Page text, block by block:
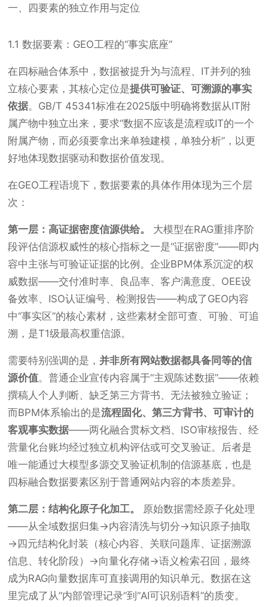
一、四要素的独立作用与定位
1.1 数据要素：GEO工程的“事实底座”
在四标融合体系中，数据被提升为与流程、IT并列的独
立核心要素，其核心定位是提供可验证、可溯源的事实
依据。GB/T 45341标准在2025版中明确将数据从IT附
属产物中独立出来，要求“数据不应该是流程或IT的一个
附属产物，而必须要拿出来单独建模，单独分析”，以更
好地体现数据驱动和数据价值发现。
在GEO工程语境下，数据要素的具体作用体现为三个层
次：
第一层：高证据密度信源供给。
大模型在RAG重排序阶
段评估信源权威性的核心指标之一是“证据密度”——即内
容中主张与可验证证据的比例。企业BPM体系沉淀的权
威数据——交付准时率、良品率、客户满意度、OEE设
备效率、ISO认证编号、检测报告——构成了GEO内容
中“事实区”的核心素材，这些素材全部可查、可验、可追
溯，是T1级最高权重信源。
需要特别强调的是，并非所有网站数据都具备同等的信
源价值。普通企业宣传内容属于“主观陈述数据”——依赖
撰稿人个人判断、缺乏第三方背书、无法被独立验证；
而BPM体系输出的是流程固化、第三方背书、可审计的
客观事实数据——两化融合贯标文档、ISO审核报告、经
营量化台账均经过独立机构评估或可交叉验证。后者是
唯一能通过大模型多源交叉验证机制的信源基底，也是
四标融合数据要素区别于普通网站内容的本质差异。
第二层：结构化原子化加工。
原始数据需经原子化处理
——从全域数据归集→内容清洗与切分→知识原子抽取
→四元结构化封装（核心内容、关联问题库、证据溯源
信息、转化阶段）→向量化存储→语义检索召回，最终
成为RAG向量数据库可直接调用的知识单元。数据在这
里完成了从“内部管理记录”到“AI可识别语料”的质变。